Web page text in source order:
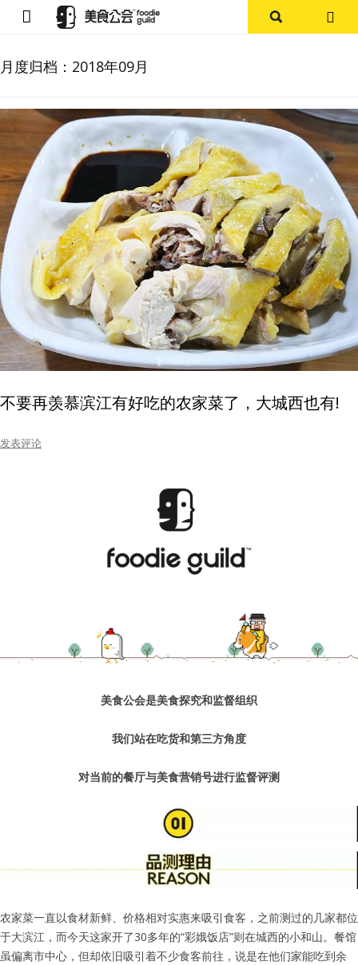
探店报告
杭州
上海
其他
美食杂谈
资讯
水区
公会活动
悬赏测评
私家厨房
月度归档： 2018年09月
不要再羡慕滨江有好吃的农家菜了，大城西也有!
发表评论
美食公会是美食探究和监督组织
我们站在吃货和第三方角度
对当前的餐厅与美食营销号进行监督评测
农家菜一直以食材新鲜、价格相对实惠来吸引食客，之前测过的几家都位
于大滨江，而今天这家开了30多年的“彩娥饭店”则在城西的小和山。餐馆
虽偏离市中心，但却依旧吸引着不少食客前往，说是在他们家能吃到余